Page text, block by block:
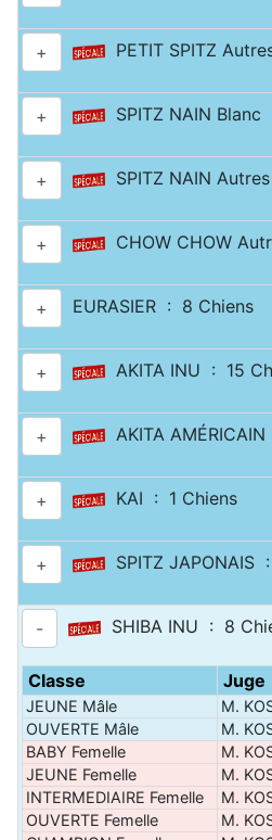
+ PETIT SPITZ
+ SPITZ NAIN
+ SPITZ NAIN
+ CHOW CHOW
+ EURASIER : 8 Chiens
+ AKITA INU : 15
+ AKITA
+ KAI : 1 Chiens
+ SPITZ JAPONAIS
- SHIBA INU : 8
Classe Juge
JEUNE Mâle M.
OUVERTE Mâle
M.
BABY Femelle
M.
JEUNE Femelle
M.
INTERMEDIAIRE Femelle
M.
OUVERTE Femelle
M.